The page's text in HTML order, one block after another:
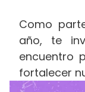
Como
año, te
encuentro
fortalecer